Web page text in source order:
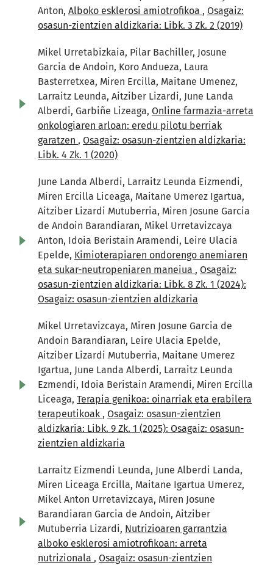
Anton, Alboko esklerosi amiotrofikoa , Osagaiz:
osasun-zientzien aldizkaria: Libk. 3 Zk. 2 (2019)
Mikel Urretabizkaia, Pilar Bachiller, Josune
Garcia de Andoin, Koro Andueza, Laura
Basterretxea, Miren Ercilla, Maitane Umenez,
Larraitz Leunda, Aitziber Lizardi, June Landa
Alberdi, Garbiñe Lizeaga, Online farmazia-arreta
onkologiaren arloan: eredu pilotu berriak
garatzen , Osagaiz: osasun-zientzien aldizkaria:
Libk. 4 Zk. 1 (2020)
June Landa Alberdi, Larraitz Leunda Eizmendi,
Miren Ercilla Liceaga, Maitane Umerez Igartua,
Aitziber Lizardi Mutuberria, Miren Josune Garcia
de Andoin Barandiaran, Mikel Urretavizcaya
Anton, Idoia Beristain Aramendi, Leire Ulacia
Epelde, Kimioterapiaren ondorengo anemiaren
eta sukar-neutropeniaren maneiua , Osagaiz:
osasun-zientzien aldizkaria: Libk. 8 Zk. 1 (2024):
Osagaiz: osasun-zientzien aldizkaria
Mikel Urretavizcaya, Miren Josune Garcia de
Andoin Barandiaran, Leire Ulacia Epelde,
Aitziber Lizardi Mutuberria, Maitane Umerez
Igartua, June Landa Alberdi, Larraitz Leunda
Ezmendi, Idoia Beristain Aramendi, Miren Ercilla
Liceaga, Terapia genikoa: oinarriak eta erabilera
terapeutikoak , Osagaiz: osasun-zientzien
aldizkaria: Libk. 9 Zk. 1 (2025): Osagaiz: osasun-
zientzien aldizkaria
Larraitz Eizmendi Leunda, June Alberdi Landa,
Miren Liceaga Ercilla, Maitane Igartua Umerez,
Mikel Anton Urretavizcaya, Miren Josune
Barandiaran Garcia de Andoin, Aitziber
Mutuberria Lizardi, Nutrizioaren garrantzia
alboko esklerosi amiotrofikoan: arreta
nutrizionala , Osagaiz: osasun-zientzien